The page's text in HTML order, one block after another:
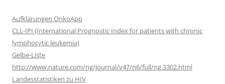
Aufklärungen OnkoApp
CLL-IPI (International Prognostic Index for patients with chronic
lymphocytic leukemia)
Gelbe-Liste
http://www.nature.com/ng/journal/v47/n6/full/ng.3302.html
Landesstatistiken zu HIV